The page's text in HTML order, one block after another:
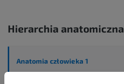
Hierarchia anatomiczna
Anatomia człowieka 1